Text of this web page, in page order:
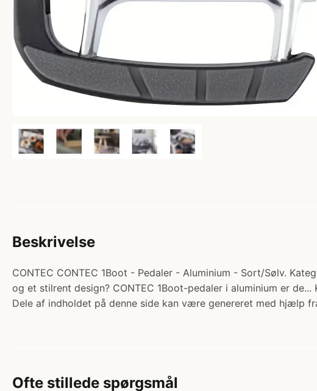
Beskrivelse
CONTEC CONTEC 1Boot - Pedaler - Aluminium - Sort/Sølv.
og et stilrent design? CONTEC 1Boot-pedaler i aluminium er de...
Dele af indholdet på denne side kan være genereret med hjælp
Ofte stillede spørgsmål